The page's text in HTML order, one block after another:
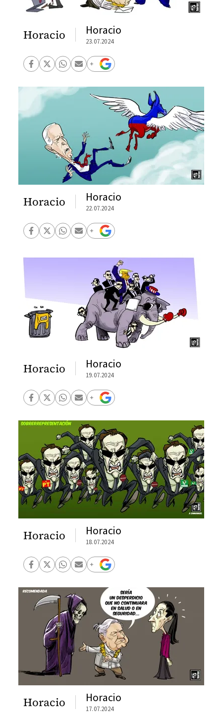
Horacio Horacio
23.07.2024
Horacio Horacio
22.07.2024
Horacio Horacio
19.07.2024
Horacio Horacio
18.07.2024
Horacio Horacio
17.07.2024